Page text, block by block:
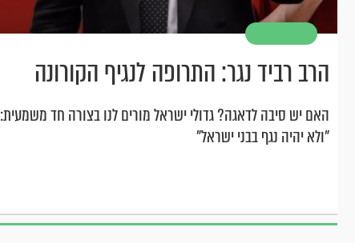
הרב רביד נגר: התרופה לנגיף הקורונה
האם יש סיבה לדאגה? גדולי ישראל מורים לנו בצורה חד משמעית:
"ולא יהיה נגף בבני ישראל"